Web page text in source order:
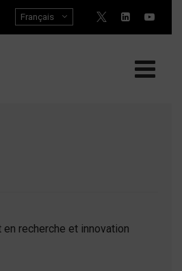
Français
en recherche et innovation